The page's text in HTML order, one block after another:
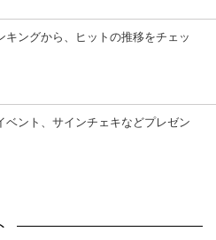
キングから、ヒットの推移をチェッ
ベント、サインチェキなどプレゼン